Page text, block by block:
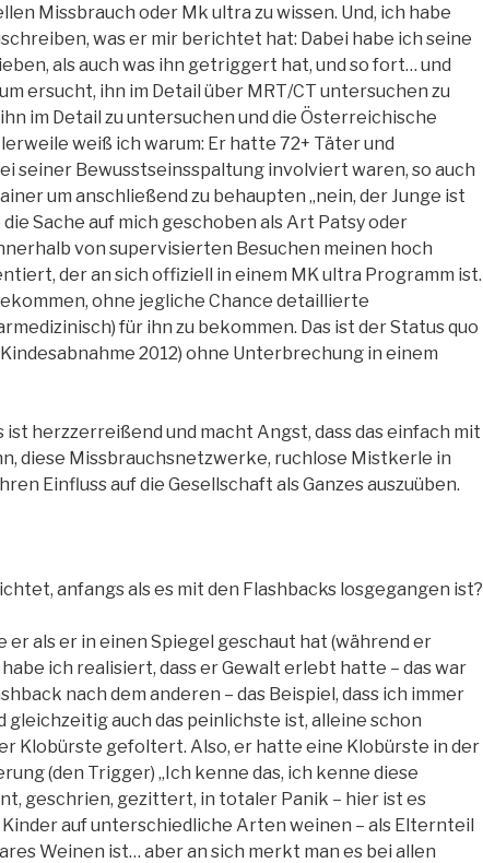
Missbrauch oder Mk ultra zu wissen. Und, ich habe
was er mir berichtet hat: Dabei habe ich seine
als auch was ihn getriggert hat, und so fort… und
ersucht, ihn im Detail über MRT/CT untersuchen zu
im Detail zu untersuchen und die Österreichische
weiß ich warum: Er hatte 72+ Täter und
seiner Bewusstseinsspaltung involviert waren, so auch
um anschließend zu behaupten „nein, der Junge ist
Sache auf mich geschoben als Art Patsy oder
von supervisierten Besuchen meinen hoch
der an sich offiziell in einem MK ultra Programm ist.
ohne jegliche Chance detaillierte
für ihn zu bekommen. Das ist der Status quo
2012) ohne Unterbrechung in einem
ist herzzerreißend und macht Angst, dass das einfach mit
diese Missbrauchsnetzwerke, ruchlose Mistkerle in
Einfluss auf die Gesellschaft als Ganzes auszuüben.
anfangs als es mit den Flashbacks losgegangen ist?
er als er in einen Spiegel geschaut hat (während er
ich realisiert, dass er Gewalt erlebt hatte – das war
nach dem anderen – das Beispiel, dass ich immer
auch das peinlichste ist, alleine schon
Klobürste gefoltert. Also, er hatte eine Klobürste in der
(den Trigger) „Ich kenne das, ich kenne diese
geschrien, gezittert, in totaler Panik – hier ist es
auf unterschiedliche Arten weinen – als Elternteil
Weinen ist… aber an sich merkt man es bei allen